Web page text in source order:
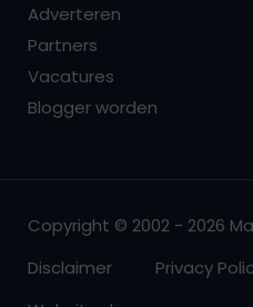
Adverteren
Partners
Vacatures
Blogger worden
Copyright © 2002 - 2026
Disclaimer
Privacy